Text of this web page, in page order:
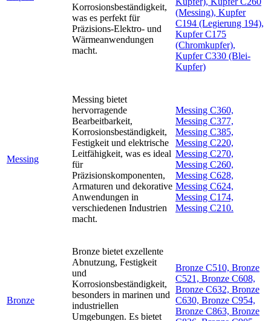
Korrosionsbeständigkeit,
was es perfekt für
Präzisions-Elektro- und
Wärmeanwendungen
macht.
(Messing), Kupfer
C194 (Legierung 194),
Kupfer C175
(Chromkupfer),
Kupfer C330 (Blei-
Kupfer)
Messing
Messing bietet
hervorragende
Bearbeitbarkeit,
Korrosionsbeständigkeit,
Festigkeit und elektrische
Leitfähigkeit, was es ideal
für
Präzisionskomponenten,
Armaturen und dekorative
Anwendungen in
verschiedenen Industrien
macht.
Messing C360,
Messing C377,
Messing C385,
Messing C220,
Messing C270,
Messing C260,
Messing C628,
Messing C624,
Messing C174,
Messing C210.
Bronze
Bronze bietet exzellente
Abnutzung, Festigkeit
und
Korrosionsbeständigkeit,
besonders in marinen und
industriellen
Umgebungen. Es bietet
Bronze C510, Bronze
C521, Bronze C608,
Bronze C632, Bronze
C630, Bronze C954,
Bronze C863, Bronze